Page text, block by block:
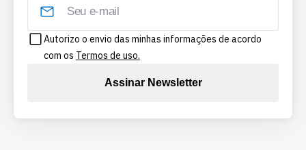
Autorizo o envio das minhas informações de acordo
com os Termos de uso.
Assinar Newsletter